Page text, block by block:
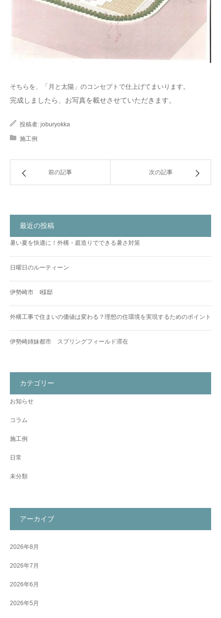
そちらを、「月と太陽」のコンセプトで仕上げてまいります。
完成しましたら、お写真を載せさせていただきます。
投稿者: joburyokka
施工例
前の記事 次の記事
最近の投稿
暑い夏を快適に！外構・庭造りでできる暑さ対策
日曜日のルーティーン
伊勢崎市 I様邸
外構工事で住まいの価値は変わる？理想の住環境を実現するためのポイント
伊勢崎姉妹都市 スプリングフィールド滞在
カテゴリー
お知らせ
コラム
施工例
日常
未分類
アーカイブ
2026年8月
2026年7月
2026年6月
2026年5月